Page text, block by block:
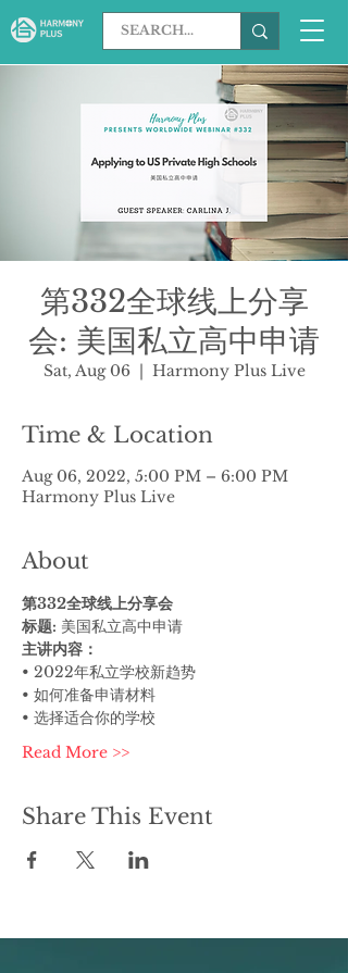
第332全球线上分享
会: 美国私立高中申请
Sat, Aug 06
  |
Harmony Plus Live
Time & Location
Aug 06, 2022, 5:00 PM – 6:00 PM
Harmony Plus Live
About
第332全球线上分享会
标题: 美国私立高中申请
主讲内容：
• 2022年私立学校新趋势
• 如何准备申请材料
• 选择适合你的学校
Read More >>
Share This Event